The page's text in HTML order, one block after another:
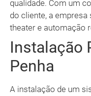
qualidade. Com um
do cliente, a
theater e automação
Instalação
Penha
A instalação de um